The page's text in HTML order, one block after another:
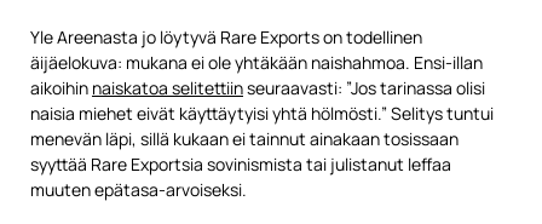
Yle Areenasta jo löytyvä Rare Exports on todellinen
äijäelokuva: mukana ei ole yhtäkään naishahmoa. Ensi-illan
aikoihin naiskatoa selitettiinseuraavasti: ”Jos tarinassa olisi
naisia miehet eivät käyttäytyisi yhtä hölmösti.” Selitys tuntui
menevän läpi, sillä kukaan ei tainnut ainakaan tosissaan
syyttää Rare Exportsia sovinismista tai julistanut leffaa
muuten epätasa-arvoiseksi.